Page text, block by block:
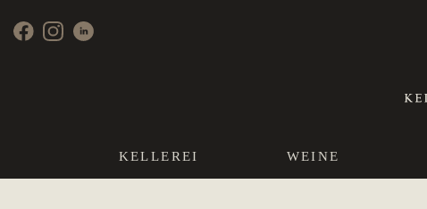
KELLEREI WEINE